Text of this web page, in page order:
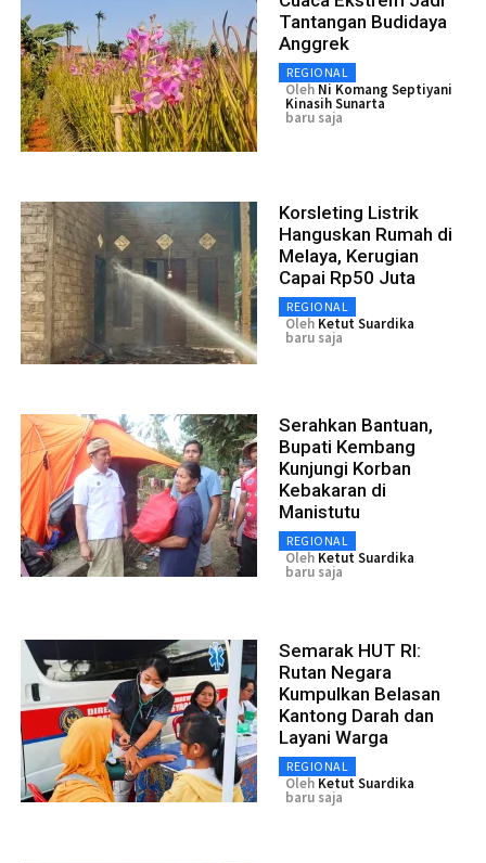
Tantangan Budidaya
Anggrek
REGIONAL
Oleh Ni Komang Septiyani
Kinasih Sunarta
baru saja
Korsleting Listrik
Hanguskan Rumah di
Melaya, Kerugian
Capai Rp50 Juta
REGIONAL
Oleh Ketut Suardika
baru saja
Serahkan Bantuan,
Bupati Kembang
Kunjungi Korban
Kebakaran di
Manistutu
REGIONAL
Oleh Ketut Suardika
baru saja
Semarak HUT RI:
Rutan Negara
Kumpulkan Belasan
Kantong Darah dan
Layani Warga
REGIONAL
Oleh Ketut Suardika
baru saja